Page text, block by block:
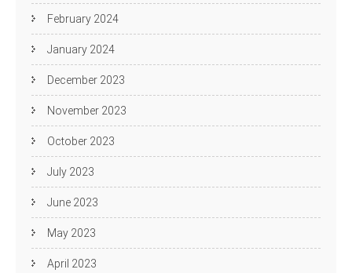
February 2024
January 2024
December 2023
November 2023
October 2023
July 2023
June 2023
May 2023
April 2023